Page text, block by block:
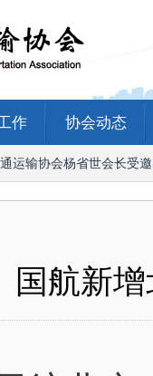
作 协会动态
输协会杨省世会长受邀
国航新